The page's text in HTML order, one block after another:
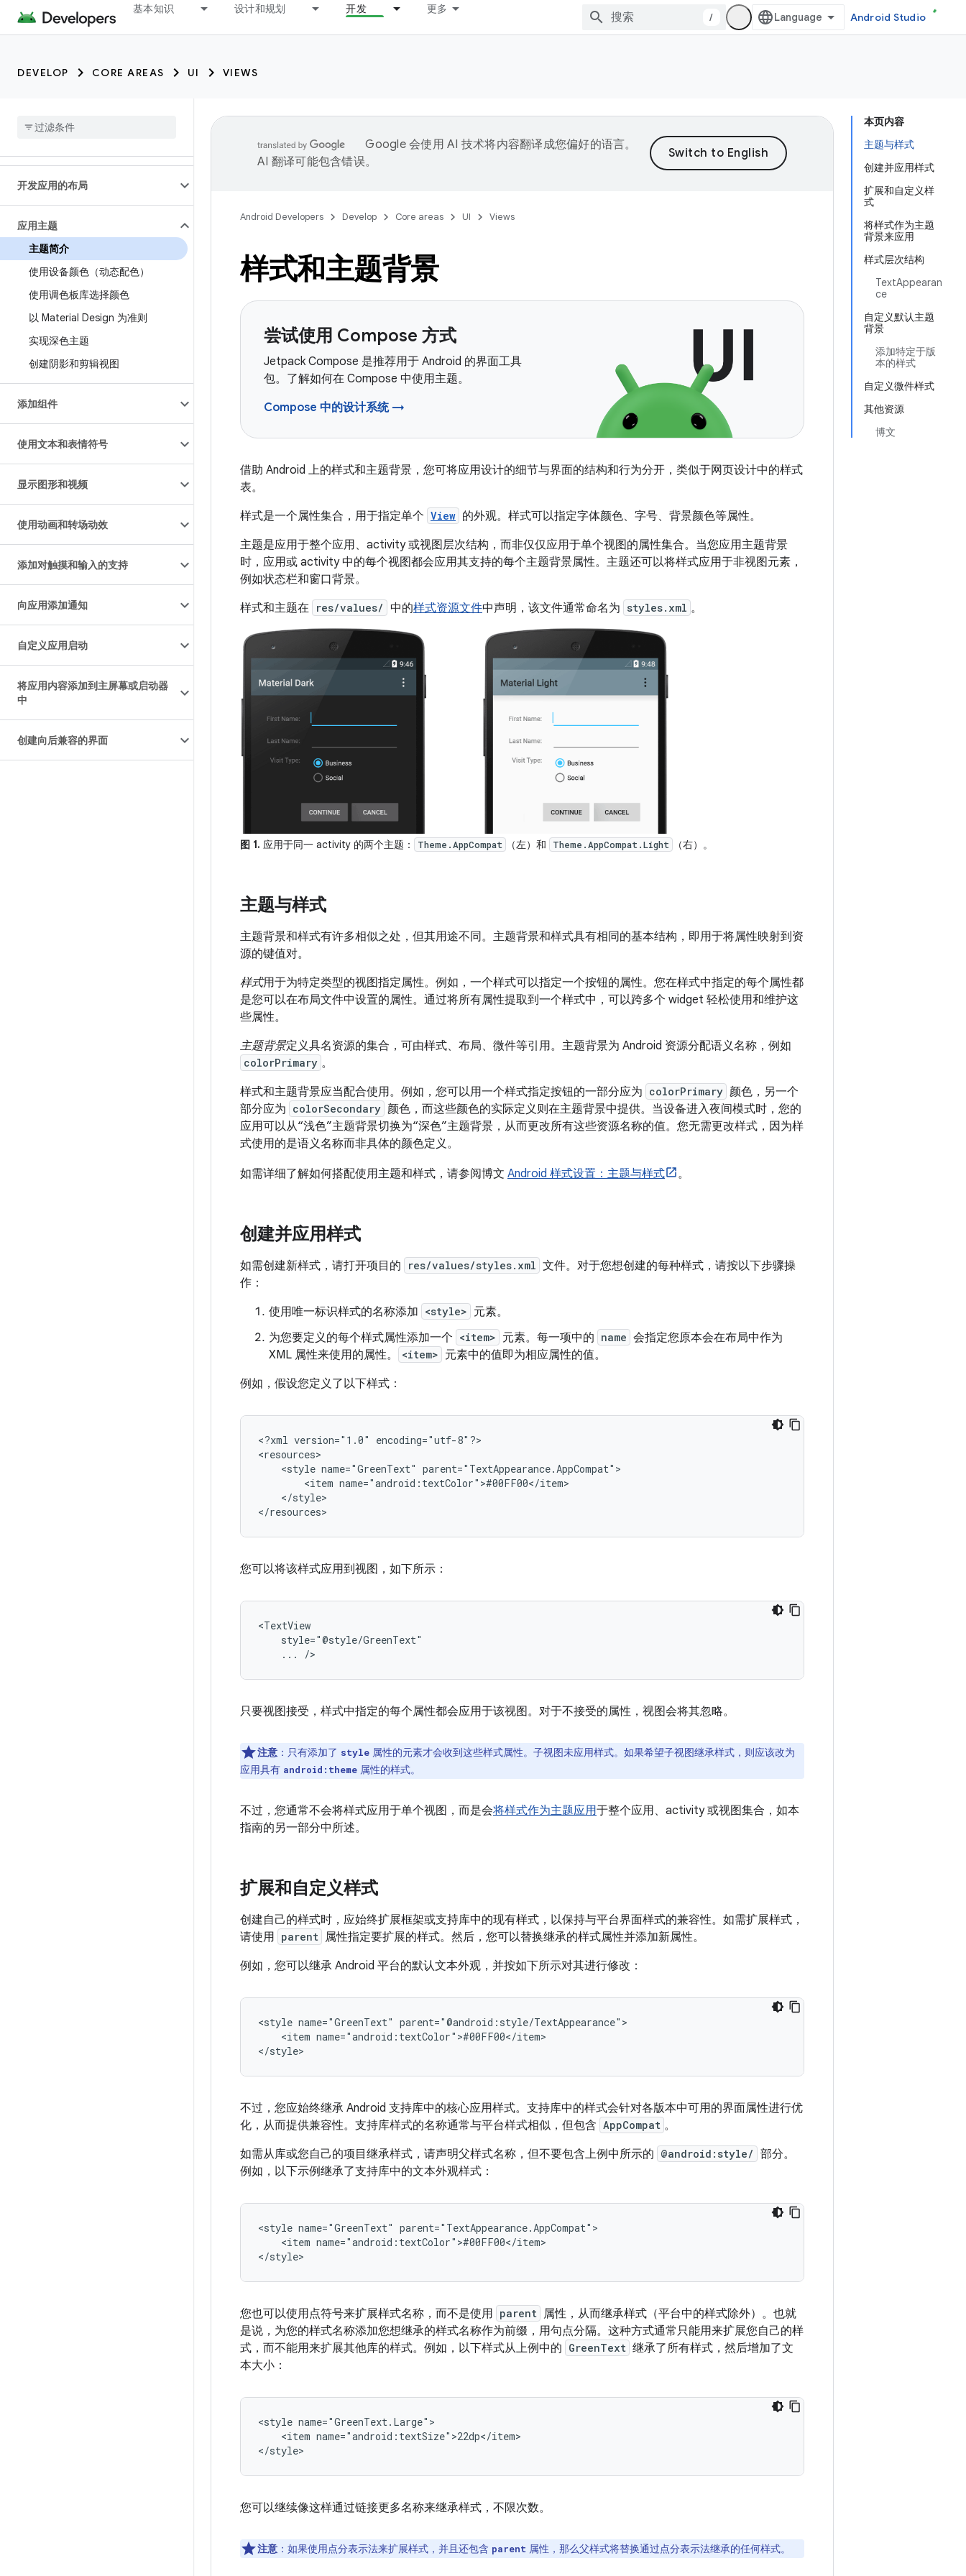
基本知识 设计和规划 开发 更多
/ Android Studio
DEVELOP CORE AREAS UI VIEWS
开发应用的布局
应用主题
主题简介
使用设备颜色（动态配色）
使用调色板库选择颜色
以 Material Design 为准则
实现深色主题
创建阴影和剪辑视图
添加组件
使用文本和表情符号
显示图形和视频
使用动画和转场动效
添加对触摸和输入的支持
向应用添加通知
自定义应用启动
将应用内容添加到主屏幕或启动器
中
创建向后兼容的界面
本页内容
主题与样式
创建并应用样式
扩展和自定义样
式
将样式作为主题
背景来应用
样式层次结构
TextAppearan
ce
自定义默认主题
背景
添加特定于版
本的样式
自定义微件样式
其他资源
博文
Google 会使用 AI 技术将内容翻译成您偏好的语言。
AI 翻译可能包含错误。
Android Developers Develop Core areas UI Views
样式和主题背景
尝试使用 Compose 方式
Jetpack Compose 是推荐用于 Android 的界面工具
包。了解如何在 Compose 中使用主题。
Compose 中的设计系统 →
借助 Android 上的样式和主题背景，您可将应用设计的细节与界面的结构和行为分开，类似于网页设计中的样式
表。
样式是一个属性集合，用于指定单个 View 的外观。 样式可以指定字体颜色、字号、背景颜色等属性。
主题是应用于整个应用、activity 或视图层次结构，而非仅仅应用于单个视图的属性集合。 当您应用主题背景
时，应用或 activity 中的每个视图都会应用其支持的每个主题背景属性。主题还可以将样式应用于非视图元素，
例如状态栏和窗口背景。
样式和主题在 res/values/ 中的样式资源文件中声明，该文件通常命名为 styles.xml 。
图 1. 应用于同一 activity 的两个主题： Theme.AppCompat （左）和 Theme.AppCompat.Light （右）。
主题与样式
主题背景和样式有许多相似之处，但其用途不同。主题背景和样式具有相同的基本结构，即用于将属性映射到资
源的键值对。
样式用于为特定类型的视图指定属性。例如，一个样式可以指定一个按钮的属性。您在样式中指定的每个属性都
是您可以在布局文件中设置的属性。通过将所有属性提取到一个样式中，可以跨多个 widget 轻松使用和维护这
些属性。
主题背景定义具名资源的集合，可由样式、布局、微件等引用。主题背景为 Android 资源分配语义名称，例如
colorPrimary 。
样式和主题背景应当配合使用。例如，您可以用一个样式指定按钮的一部分应为 colorPrimary 颜色，另一个
部分应为 colorSecondary 颜色，而这些颜色的实际定义则在主题背景中提供。当设备进入夜间模式时，您的
应用可以从“浅色”主题背景切换为“深色”主题背景，从而更改所有这些资源名称的值。您无需更改样式，因为样
式使用的是语义名称而非具体的颜色定义。
如需详细了解如何搭配使用主题和样式，请参阅博文 Android 样式设置：主题与样式 。
创建并应用样式
如需创建新样式，请打开项目的 res/values/styles.xml 文件。对于您想创建的每种样式，请按以下步骤操
作：
使用唯一标识样式的名称添加 <style> 元素。
为您要定义的每个样式属性添加一个 <item> 元素。每一项中的 name 会指定您原本会在布局中作为
XML 属性来使用的属性。
<item> 元素中的值即为相应属性的值。
例如，假设您定义了以下样式：
<?xml version="1.0"
encoding="utf-8"?>
<style name="GreenText"
<item
</style>
</resources>
您可以将该样式应用到视图，如下所示：
...
/>
只要视图接受，样式中指定的每个属性都会应用于该视图。对于不接受的属性，视图会将其忽略。
注意 ：只有添加了 style 属性的元素才会收到这些样式属性。子视图未应用样式。如果希望子视图继承样式，则应该改为
应用具有 android:theme 属性的样式。
不过，您通常不会将样式应用于单个视图，而是会将样式作为主题应用于整个应用、activity 或视图集合，如本
指南的另一部分中所述。
扩展和自定义样式
创建自己的样式时，应始终扩展框架或支持库中的现有样式，以保持与平台界面样式的兼容性。如需扩展样式，
请使用 parent
属性指定要扩展的样式。然后，您可以替换继承的样式属性并添加新属性。
例如，您可以继承 Android 平台的默认文本外观，并按如下所示对其进行修改：
<style name="GreenText"
<item name="android:textColor">#00FF00</item>
</style>
不过，您应始终继承 Android 支持库中的核心应用样式。支持库中的样式会针对各版本中可用的界面属性进行优
化，从而提供兼容性。支持库样式的名称通常与平台样式相似，但包含 AppCompat 。
如需从库或您自己的项目继承样式，请声明父样式名称，但不要包含上例中所示的 @android:style/ 部分。
例如，以下示例继承了支持库中的文本外观样式：
<style name="GreenText"
<item name="android:textColor">#00FF00</item>
</style>
您也可以使用点符号来扩展样式名称，而不是使用 parent
属性，从而继承样式（平台中的样式除外）。也就
是说，为您的样式名称添加您想继承的样式名称作为前缀，用句点分隔。这种方式通常只能用来扩展您自己的样
式，而不能用来扩展其他库的样式。例如，以下样式从上例中的 GreenText 继承了所有样式，然后增加了文
本大小：
<style
<item name="android:textSize">22dp</item>
</style>
您可以继续像这样通过链接更多名称来继承样式，不限次数。
注意 ：如果使用点分表示法来扩展样式，并且还包含 parent 属性，那么父样式将替换通过点分表示法继承的任何样式。